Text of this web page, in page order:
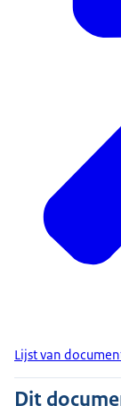
Lijst van
Dit